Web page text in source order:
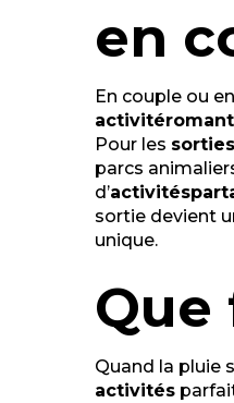
en
En couple ou en
activité
Pour les
parcs
d’activités
sortie devient
unique.
Quand la pluie
activités